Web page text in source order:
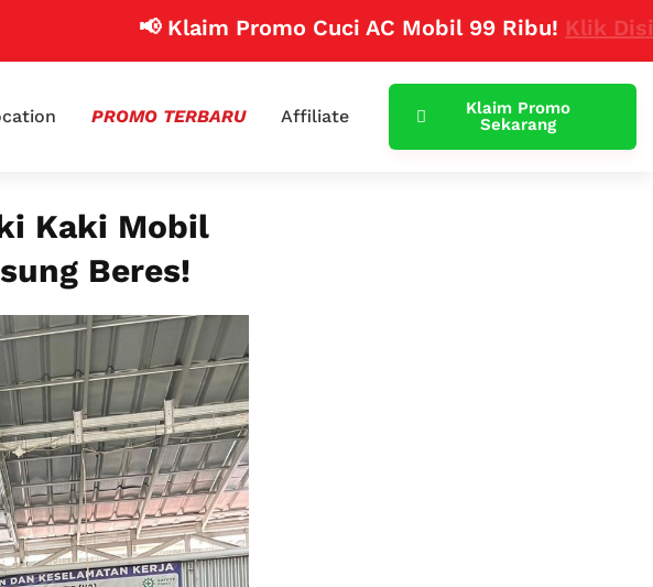
📢 Klaim Promo Cuci AC Mobil 99 Ribu!Klik Disini
PROMO TERBARU Affiliate
Klaim Promo
Sekarang
Kaki Mobil
Beres!